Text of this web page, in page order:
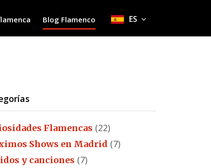
Blog Flamenco ES
Flamencas (22)
Shows en Madrid (7)
y canciones (7)